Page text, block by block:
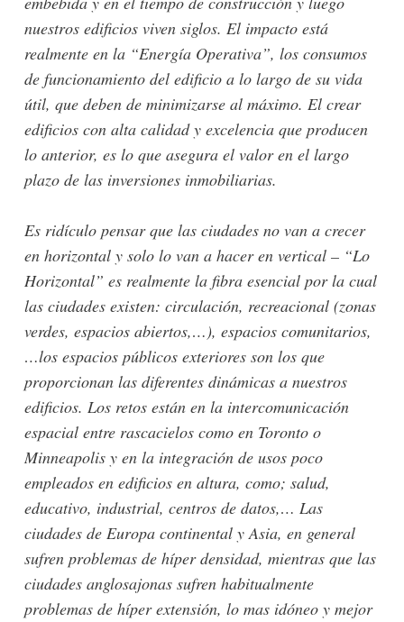
nuestros edificios viven siglos. El impacto está
realmente en la “Energía Operativa”, los consumos
de funcionamiento del edificio a lo largo de su vida
útil, que deben de minimizarse al máximo. El crear
edificios con alta calidad y excelencia que producen
lo anterior, es lo que asegura el valor en el largo
plazo de las inversiones inmobiliarias.
Es ridículo pensar que las ciudades no van a crecer
en horizontal y solo lo van a hacer en vertical – “Lo
Horizontal” es realmente la fibra esencial por la cual
las ciudades existen: circulación, recreacional (zonas
verdes, espacios abiertos,…), espacios comunitarios,
…los espacios públicos exteriores son los que
proporcionan las diferentes dinámicas a nuestros
edificios. Los retos están en la intercomunicación
espacial entre rascacielos como en Toronto o
Minneapolis y en la integración de usos poco
empleados en edificios en altura, como; salud,
educativo, industrial, centros de datos,… Las
ciudades de Europa continental y Asia, en general
sufren problemas de híper densidad, mientras que las
ciudades anglosajonas sufren habitualmente
problemas de híper extensión, lo mas idóneo y mejor